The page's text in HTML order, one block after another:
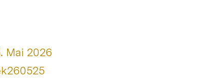
Mai 2026